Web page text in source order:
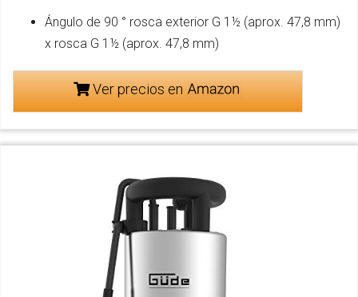
Ángulo de 90 ° rosca exterior G 1½ (aprox. 47,8 mm)
x rosca G 1½ (aprox. 47,8 mm)
Ver precios en